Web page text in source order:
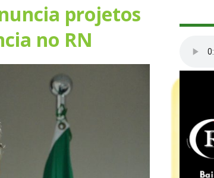
projetos
no RN